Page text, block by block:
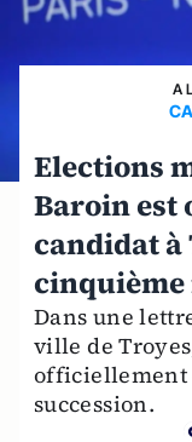
A
Elections
Baroin est
candidat à
Dans une
ville de
officiellement
succession.